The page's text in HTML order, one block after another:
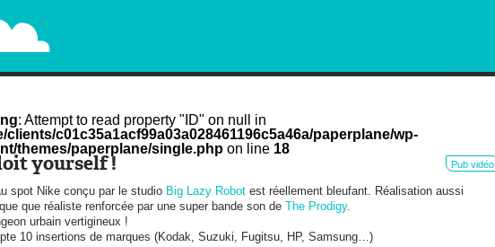
AMBIENT, GUÉRILLA MARKETING AND OUT OF HOME
: Attempt to read property "ID" on null in
clients/c01c35a1acf99a03a028461196c5a46a/paperplane/wp-
themes/paperplane/single.php on line 18
yourself ! Pub vidéo
spot Nike conçu par le studio Big Lazy Robot est réellement bleufant. Réalisation aussi
que réaliste renforcée par une super bande son de The Prodigy.
urbain vertigineux !
10 insertions de marques (Kodak, Suzuki, Fugitsu, HP, Samsung…)